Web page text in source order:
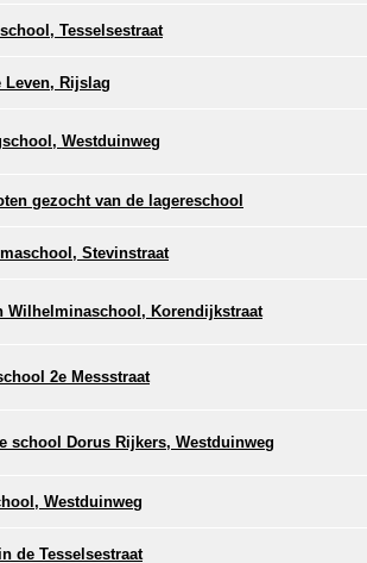
Tesselsestraat
Leven, Rijslag
Westduinweg
gezocht van de lagereschool
Stevinstraat
Wilhelminaschool, Korendijkstraat
2e Messstraat
school Dorus Rijkers, Westduinweg
Westduinweg
de Tesselsestraat